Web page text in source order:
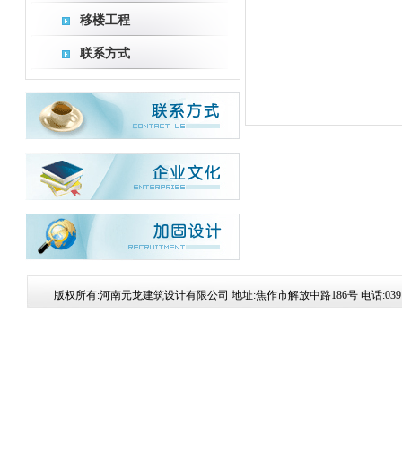
移楼工程
联系方式
版权所有:河南元龙建筑设计有限公司 地址:焦作市解放中路186号 电话